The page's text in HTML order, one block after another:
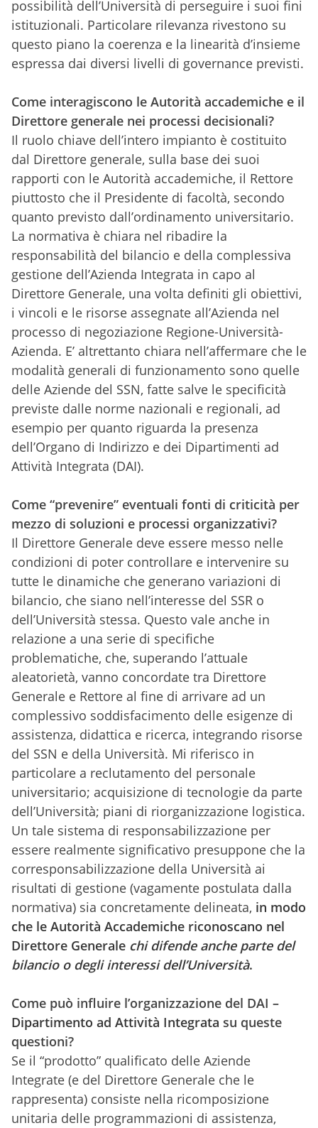
possibilità dell’Università di perseguire i suoi fini
istituzionali. Particolare rilevanza rivestono su
questo piano la coerenza e la linearità d’insieme
espressa dai diversi livelli di governance previsti.
Come interagiscono le Autorità accademiche e il
Direttore generale nei processi decisionali?
Il ruolo chiave dell’intero impianto è costituito
dal Direttore generale, sulla base dei suoi
rapporti con le Autorità accademiche, il Rettore
piuttosto che il Presidente di facoltà, secondo
quanto previsto dall’ordinamento universitario.
La normativa è chiara nel ribadire la
responsabilità del bilancio e della complessiva
gestione dell’Azienda Integrata in capo al
Direttore Generale, una volta definiti gli obiettivi,
i vincoli e le risorse assegnate all’Azienda nel
processo di negoziazione Regione-Università-
Azienda. E’ altrettanto chiara nell’affermare che le
modalità generali di funzionamento sono quelle
delle Aziende del SSN, fatte salve le specificità
previste dalle norme nazionali e regionali, ad
esempio per quanto riguarda la presenza
dell’Organo di Indirizzo e dei Dipartimenti ad
Attività Integrata (DAI).
Come “prevenire” eventuali fonti di criticità per
mezzo di soluzioni e processi organizzativi?
Il Direttore Generale deve essere messo nelle
condizioni di poter controllare e intervenire su
tutte le dinamiche che generano variazioni di
bilancio, che siano nell’interesse del SSR o
dell’Università stessa. Questo vale anche in
relazione a una serie di specifiche
problematiche, che, superando l’attuale
aleatorietà, vanno concordate tra Direttore
Generale e Rettore al fine di arrivare ad un
complessivo soddisfacimento delle esigenze di
assistenza, didattica e ricerca, integrando risorse
del SSN e della Università. Mi riferisco in
particolare a reclutamento del personale
universitario; acquisizione di tecnologie da parte
dell’Università; piani di riorganizzazione logistica.
Un tale sistema di responsabilizzazione per
essere realmente significativo presuppone che la
corresponsabilizzazione della Università ai
risultati di gestione (vagamente postulata dalla
normativa) sia concretamente delineata, in modo
che le Autorità Accademiche riconoscano nel
Direttore Generale chi difende anche parte del
bilancio o degli interessi dell’Università.
Come può influire l’organizzazione del DAI –
Dipartimento ad Attività Integrata su queste
questioni?
Se il “prodotto” qualificato delle Aziende
Integrate (e del Direttore Generale che le
rappresenta) consiste nella ricomposizione
unitaria delle programmazioni di assistenza,